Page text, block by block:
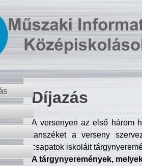
Díjazás
A versenyen az első három
tanszéket a verseny
csapatok iskoláit
A tárgynyeremények,